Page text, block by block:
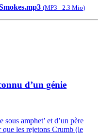
(MP3 - 2.3 Mio)
d’un génie
amphet’ et d’un père
les rejetons Crumb (le